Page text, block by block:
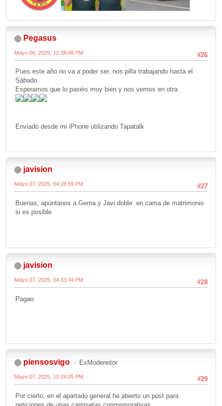
Pegasus
#26
Mayo 06, 2025, 12:38:46 PM
Pues este año no va a poder ser, nos pilla trabajando hasta el
Sábado.
Esperamos que lo paséis muy bien y nos vemos en otra.
Enviado desde mi iPhone utilizando Tapatalk
javision
#27
Mayo 07, 2025, 04:28:59 PM
Buenas, apúntanos a Gema y Javi doble en cama de matrimonio
si es posible
javision
#28
Mayo 07, 2025, 04:33:34 PM
Pagao
piensosvigo ExModereitor
#29
Mayo 07, 2025, 10:24:05 PM
Por cierto, en el apartado general he abierto un post para